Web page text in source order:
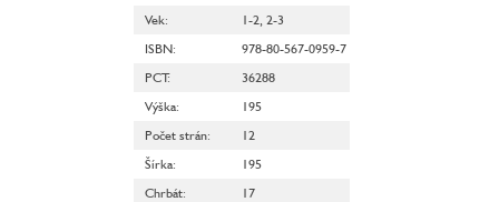
Vek: 1-2, 2-3
ISBN:
978-80-567-0959-7
PCT:
36288
Výška:
195
Počet strán:
12
Šírka:
195
Chrbát:
17